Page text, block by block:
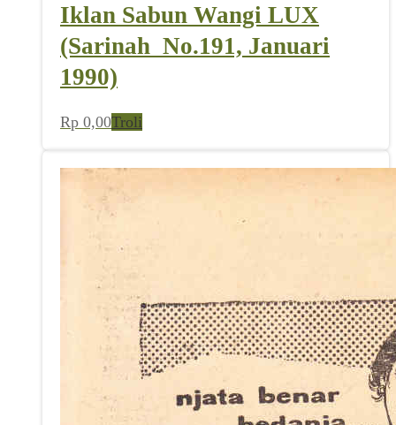
Iklan Sabun Wangi LUX
(Sarinah_No.191, Januari
1990)
Rp 0,00Troli